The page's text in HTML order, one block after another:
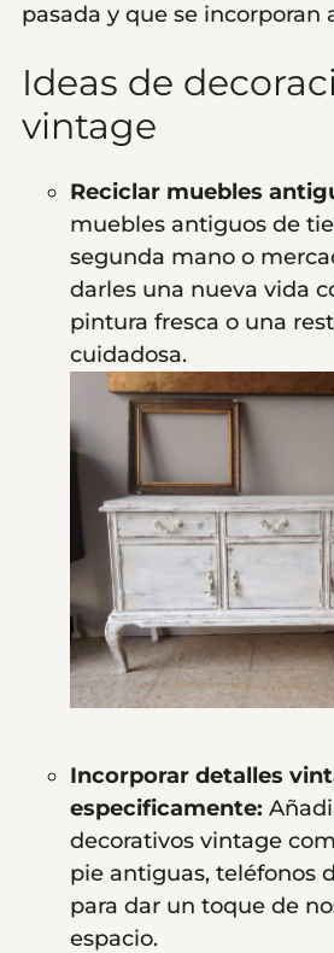
pasada y que se incorporan
Ideas de
vintage
Reciclar muebles
muebles antiguos de
segunda mano o
darles una nueva vida
pintura fresca o una
cuidadosa.
Incorporar detalles
especificamente:
decorativos vintage
pie antiguas, teléfonos
para dar un toque de
espacio.